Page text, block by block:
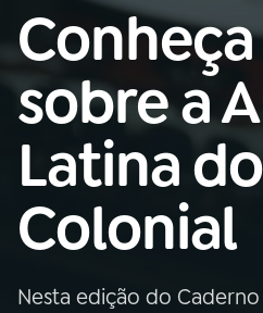
Buscar
na
Rádio
MEC
01INÍCIO
02A RÁDIO
03PROGRAMAÇÃO
sobre a
Latina
Colonial
Nesta edição do